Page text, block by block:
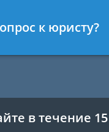
в течение
к юристу?